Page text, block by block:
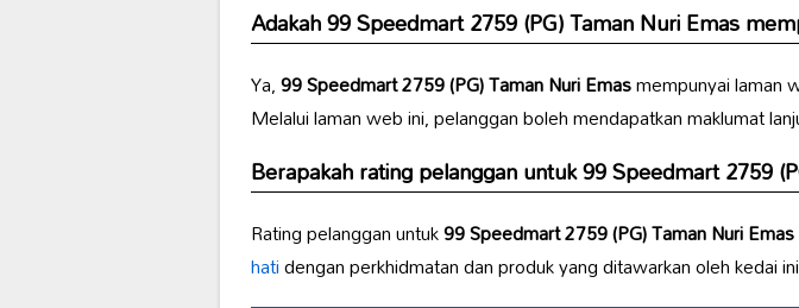
Adakah99 Speedmart 2759 (PG) Taman Nuri Emas
Ya,99 Speedmart 2759 (PG) Taman Nuri Emasmempunyai laman
Melalui laman web ini, pelanggan boleh mendapatkan maklumat
Berapakah rating pelanggan untuk99 Speedmart 2759
Rating pelanggan untuk99 Speedmart 2759 (PG) Taman Nuri Emas
hatidengan perkhidmatan dan produk yang ditawarkan oleh kedai